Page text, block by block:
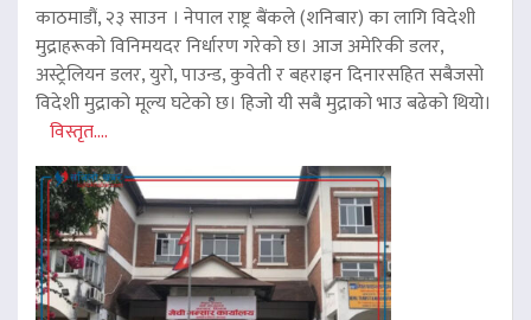
काठमाडौं, २३ साउन । नेपाल राष्ट्र बैंकले (शनिबार) का लागि विदेशी
मुद्राहरूको विनिमयदर निर्धारण गरेको छ। आज अमेरिकी डलर,
अस्ट्रेलियन डलर, युरो, पाउन्ड, कुवेती र बहराइन दिनारसहित सबैजसो
विदेशी मुद्राको मूल्य घटेको छ। हिजो यी सबै मुद्राको भाउ बढेको थियो।
विस्तृत....